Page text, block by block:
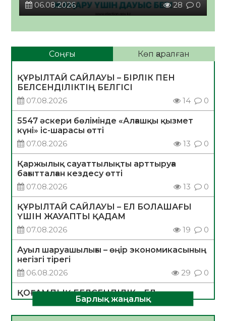
06.08.2026
28 0
Соңғы Көп қаралған
ҚҰРЫЛТАЙ САЙЛАУЫ – БІРЛІК ПЕН
БЕЛСЕНДІЛІКТІҢ БЕЛГІСІ
07.08.2026
14 0
5547 әскери бөлімінде «Алғашқы қызмет
күні» іс-шарасы өтті
07.08.2026
13 0
Қаржылық сауаттылықты арттыруға
бағытталған кездесу өтті
07.08.2026
13 0
ҚҰРЫЛТАЙ САЙЛАУЫ – ЕЛ БОЛАШАҒЫ
ҮШІН ЖАУАПТЫ ҚАДАМ
07.08.2026
19 0
Ауыл шаруашылығы – өңір экономикасының
негізгі тірегі
06.08.2026
29 0
ҚОҒАМДЫҚ БЕЛСЕНДІЛІК – ЕЛ
ДАМУЫНЫҢ НЕГІЗІ
06.08.2026
28 0
Барлық жаңалық